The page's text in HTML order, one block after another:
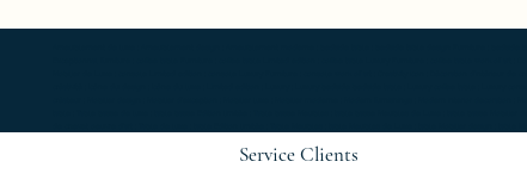
Service Clients